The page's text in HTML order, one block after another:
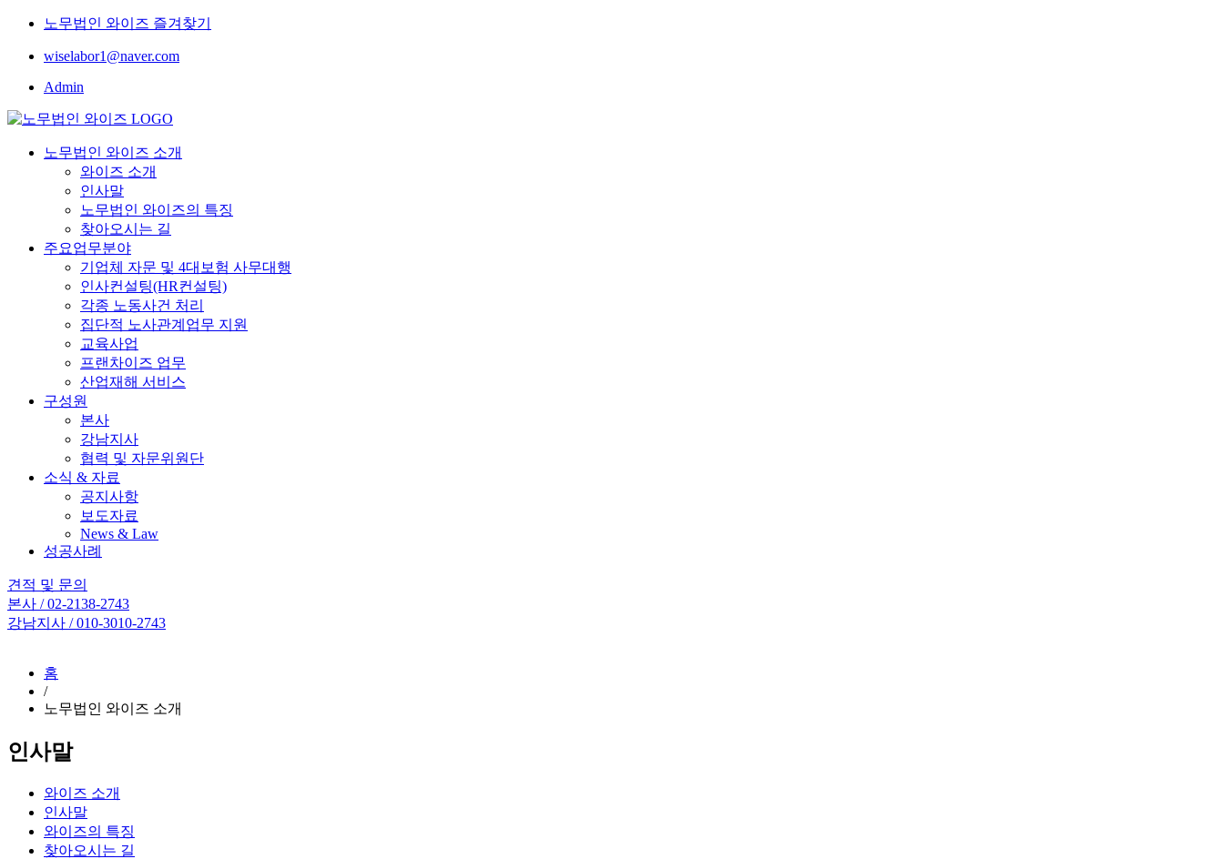
노무법인 와이즈 즐겨찾기
wiselabor1@naver.com
Admin
노무법인 와이즈 소개
와이즈 소개
인사말
노무법인 와이즈의 특징
찾아오시는 길
주요업무분야
기업체 자문 및 4대보험 사무대행
인사컨설팅(HR컨설팅)
각종 노동사건 처리
집단적 노사관계업무 지원
교육사업
프랜차이즈 업무
산업재해 서비스
구성원
본사
강남지사
협력 및 자문위원단
소식 & 자료
공지사항
보도자료
News & Law
성공사례
견적 및 문의
본사 / 02-2138-2743
강남지사 / 010-3010-2743
홈
/
노무법인 와이즈 소개
인사말
와이즈 소개
인사말
와이즈의 특징
찾아오시는 길